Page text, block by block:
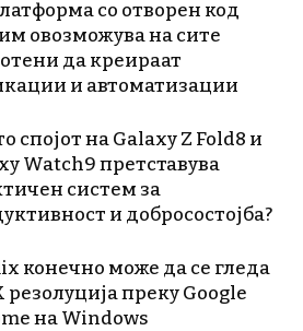
со отворен код
овозможува на сите
да креираат
и автоматизации
спојот на Galaxy Z Fold8 и
Watch9 претставува
систем за
и добросостојба?
конечно може да се гледа
резолуција преку Google
на Windows